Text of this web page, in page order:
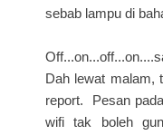
sebab lampu di
Dah lewat malam,
report. Pesan
wifi tak boleh